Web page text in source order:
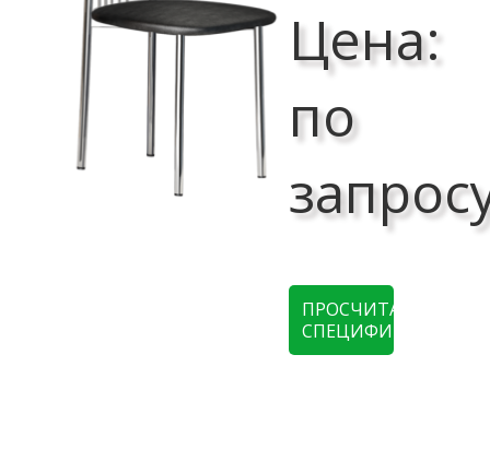
Цена:
по
ПРОСЧИТАТЬ
СПЕЦИФИКАЦИЮ